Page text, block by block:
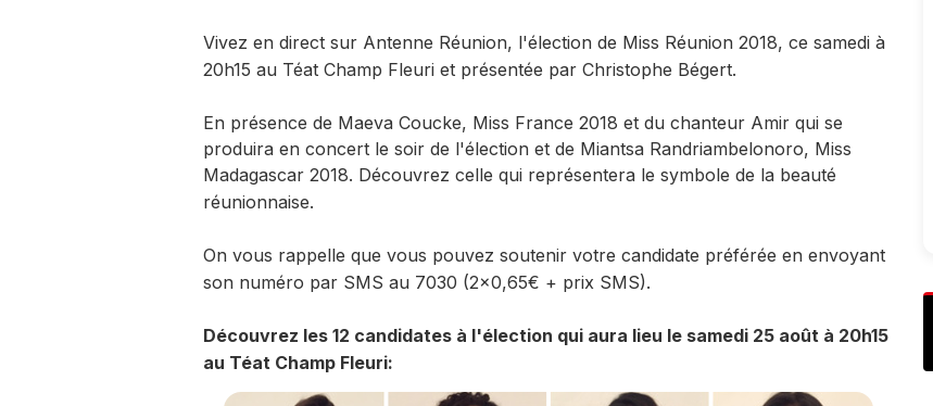
​Vivez en direct sur Antenne Réunion, l'élection de Miss Réunion 2018, ce samedi à
20h15 au Téat Champ Fleuri et présentée par Christophe Bégert.
En présence de Maeva Coucke, Miss France 2018 et du chanteur Amir qui se
produira en concert le soir de l'élection et de Miantsa Randriambelonoro, Miss
Madagascar 2018. Découvrez celle qui représentera le symbole de la beauté
réunionnaise.
​On vous rappelle que vous pouvez soutenir votre candidate préférée en envoyant
son numéro par SMS au 7030 (2x0,65€ + prix SMS).
Découvrez les 12 candidates à l'élection qui aura lieu le samedi 25 août à 20h15
au Téat Champ Fleuri: